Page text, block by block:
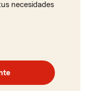
necesidades